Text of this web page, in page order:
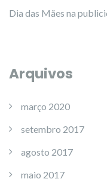
Dia das Mães na
Arquivos
março 2020
setembro 2017
agosto 2017
maio 2017